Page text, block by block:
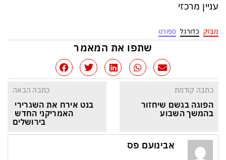
עניין מרכזי
מבזק כדורגל ספורט
שתפו את המאמר
כתבה קודמת
הפוגה בגשם שיחזור
בהמשך השבוע
כתבה הבאה
בנט אירח את השגרירי
האמריקני החדש
בירושלים
אבינועם פס